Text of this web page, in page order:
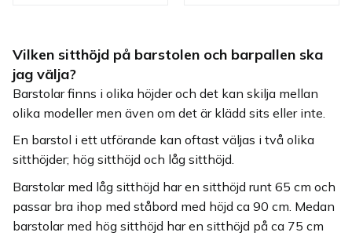
Vilken sitthöjd på barstolen och barpallen ska
jag välja?
Barstolar finns i olika höjder och det kan skilja mellan
olika modeller men även om det är klädd sits eller inte.
En barstol i ett utförande kan oftast väljas i två olika
sitthöjder; hög sitthöjd och låg sitthöjd.
Barstolar med låg sitthöjd har en sitthöjd runt 65 cm och
passar bra ihop med ståbord med höjd ca 90 cm. Medan
barstolar med hög sitthöjd har en sitthöjd på ca 75 cm